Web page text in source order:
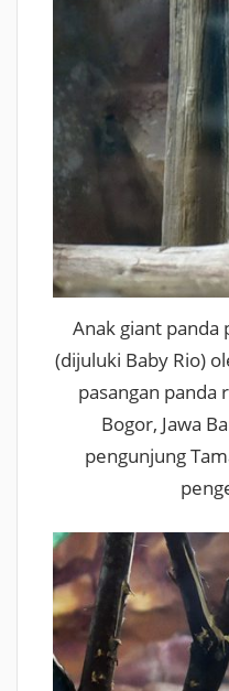
Anak giant
(dijuluki Baby Rio)
pasangan panda
Bogor, Jawa
pengunjung